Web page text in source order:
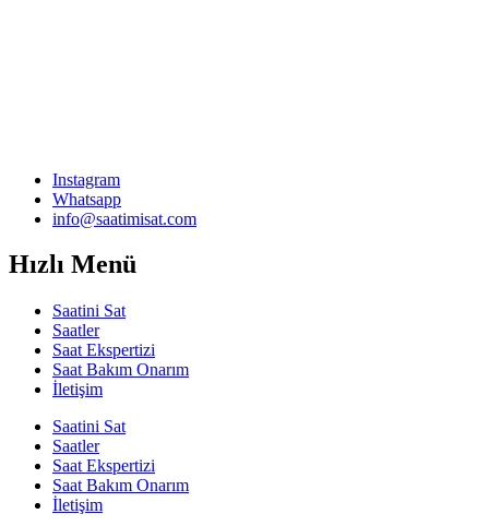
Instagram
Whatsapp
info@saatimisat.com
Hızlı Menü
Saatini Sat
Saatler
Saat Ekspertizi
Saat Bakım Onarım
İletişim
Saatini Sat
Saatler
Saat Ekspertizi
Saat Bakım Onarım
İletişim